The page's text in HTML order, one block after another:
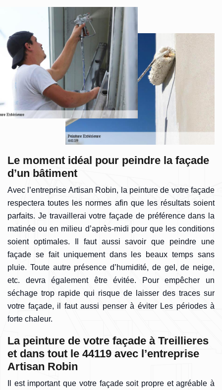
Le moment idéal pour peindre la façade
d’un bâtiment
Avec l’entreprise Artisan Robin, la peinture de votre façade
respectera toutes les normes afin que les résultats soient
parfaits. Je travaillerai votre façade de préférence dans la
matinée ou en milieu d’après-midi pour que les conditions
soient optimales. Il faut aussi savoir que peindre une
façade se fait uniquement dans les beaux temps sans
pluie. Toute autre présence d’humidité, de gel, de neige,
etc. devra également être évitée. Pour empêcher un
séchage trop rapide qui risque de laisser des traces sur
votre façade, il faut aussi penser à éviter Les périodes à
forte chaleur.
La peinture de votre façade à Treillieres
et dans tout le 44119 avec l’entreprise
Artisan Robin
Il est important que votre façade soit propre et agréable à